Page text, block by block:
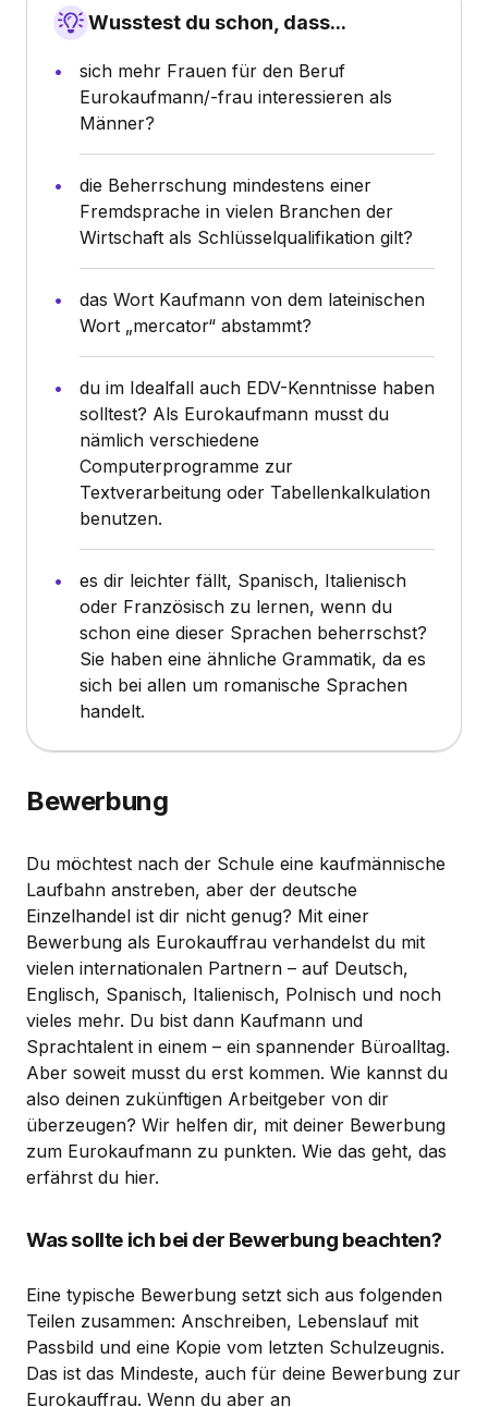
Wusstest du schon, dass...
sich mehr Frauen für den Beruf
Eurokaufmann/-frau interessieren als
Männer?
die Beherrschung mindestens einer
Fremdsprache in vielen Branchen der
Wirtschaft als Schlüsselqualifikation gilt?
das Wort Kaufmann von dem lateinischen
Wort „mercator“ abstammt?
du im Idealfall auch EDV-Kenntnisse haben
solltest? Als Eurokaufmann musst du
nämlich verschiedene
Computerprogramme zur
Textverarbeitung oder Tabellenkalkulation
benutzen.
es dir leichter fällt, Spanisch, Italienisch
oder Französisch zu lernen, wenn du
schon eine dieser Sprachen beherrschst?
Sie haben eine ähnliche Grammatik, da es
sich bei allen um romanische Sprachen
handelt.
Bewerbung
Du möchtest nach der Schule eine kaufmännische
Laufbahn anstreben, aber der deutsche
Einzelhandel ist dir nicht genug? Mit einer
Bewerbung als Eurokauffrau verhandelst du mit
vielen internationalen Partnern – auf Deutsch,
Englisch, Spanisch, Italienisch, Polnisch und noch
vieles mehr. Du bist dann Kaufmann und
Sprachtalent in einem – ein spannender Büroalltag.
Aber soweit musst du erst kommen. Wie kannst du
also deinen zukünftigen Arbeitgeber von dir
überzeugen? Wir helfen dir, mit deiner Bewerbung
zum Eurokaufmann zu punkten. Wie das geht, das
erfährst du hier.
Was sollte ich bei der Bewerbung beachten?
Eine typische Bewerbung setzt sich aus folgenden
Teilen zusammen: Anschreiben, Lebenslauf mit
Passbild und eine Kopie vom letzten Schulzeugnis.
Das ist das Mindeste, auch für deine Bewerbung zur
Eurokauffrau. Wenn du aber an